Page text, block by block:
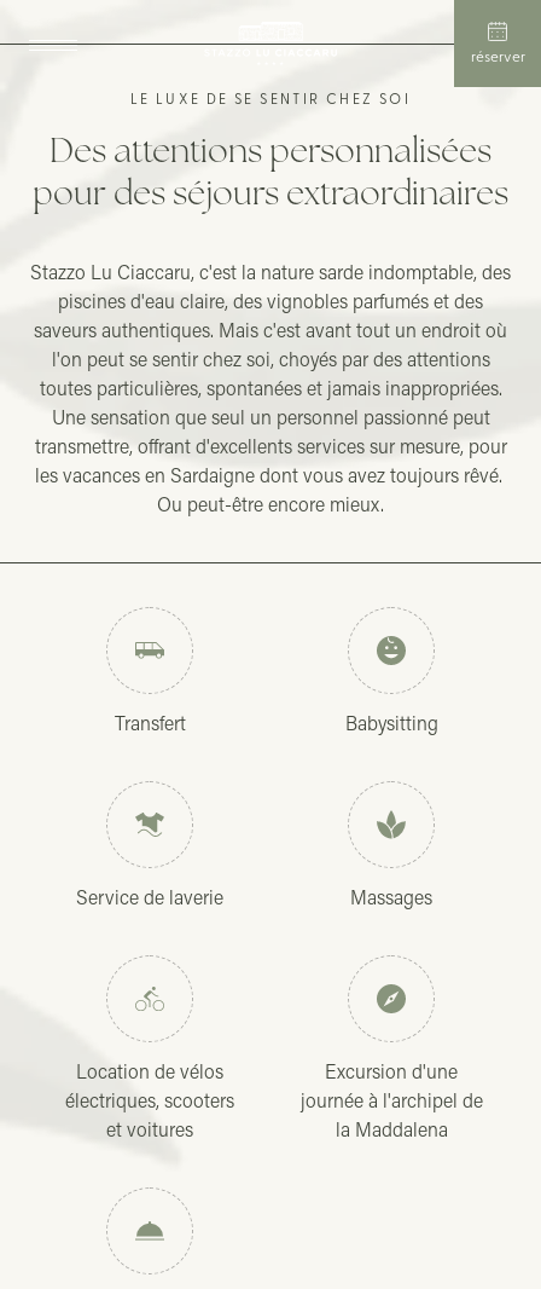
réserver
LE LUXE DE SE SENTIR CHEZ SOI
Des attentions personnalisées
pour des séjours extraordinaires
Stazzo Lu Ciaccaru, c'est la nature sarde indomptable, des
piscines d'eau claire, des vignobles parfumés et des
saveurs authentiques. Mais c'est avant tout un endroit où
l'on peut se sentir chez soi, choyés par des attentions
toutes particulières, spontanées et jamais inappropriées.
Une sensation que seul un personnel passionné peut
transmettre, offrant d'excellents services sur mesure, pour
les vacances en Sardaigne dont vous avez toujours rêvé.
Ou peut-être encore mieux.
Transfert Babysitting
Service de laverie Massages
Location de vélos
électriques, scooters
et voitures
Excursion d'une
journée à l'archipel de
la Maddalena